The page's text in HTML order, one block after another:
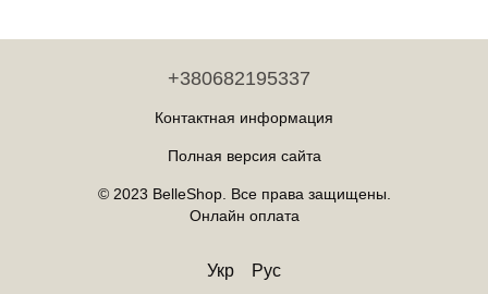
+380682195337
Контактная информация
Полная версия сайта
© 2023 BelleShop. Все права защищены.
Онлайн оплата
Укр Рус